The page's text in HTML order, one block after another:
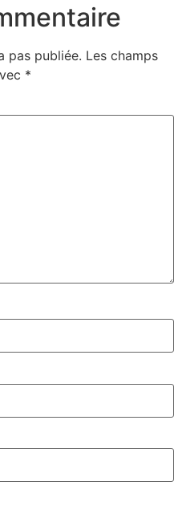
pas publiée. Les champs
*